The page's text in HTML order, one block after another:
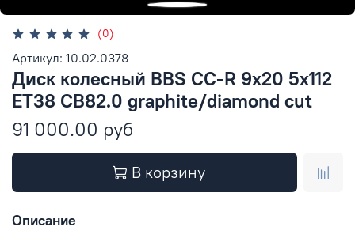
(0)
Артикул: 10.02.0378
Диск колесный BBS CC-R 9x20 5x112
ET38 CB82.0 graphite/diamond cut
91 000.00 руб
В корзину
Описание